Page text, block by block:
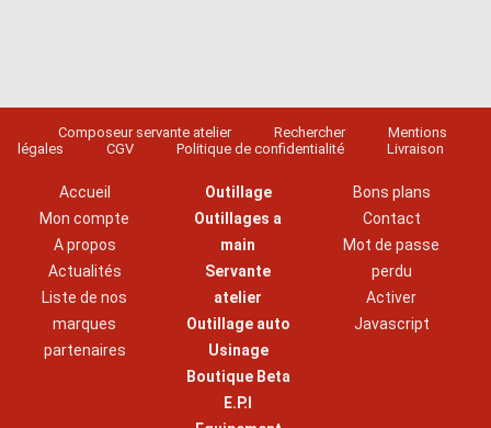
Composeur servante atelier Rechercher
Mentions
légales
CGV Politique de confidentialité Livraison
Accueil
Mon compte
A propos
Actualités
Liste de nos
marques
partenaires
Outillage
Outillages a
main
Servante
atelier
Outillage auto
Usinage
Boutique Beta
E.P.I
Bons plans
Contact
Mot de passe
perdu
Activer
Javascript